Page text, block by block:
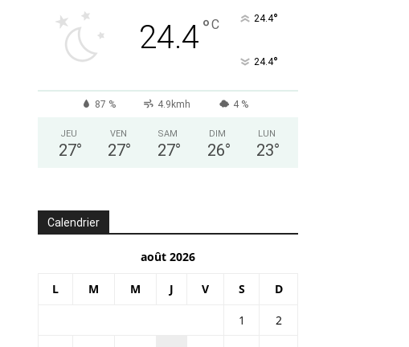
24.4°C 24.4°
24.4°
87 % 4.9kmh 4 %
JEU
27°
VEN
27°
SAM
27°
DIM
26°
LUN
23°
Calendrier
août 2026
L M M J V S D
1
2